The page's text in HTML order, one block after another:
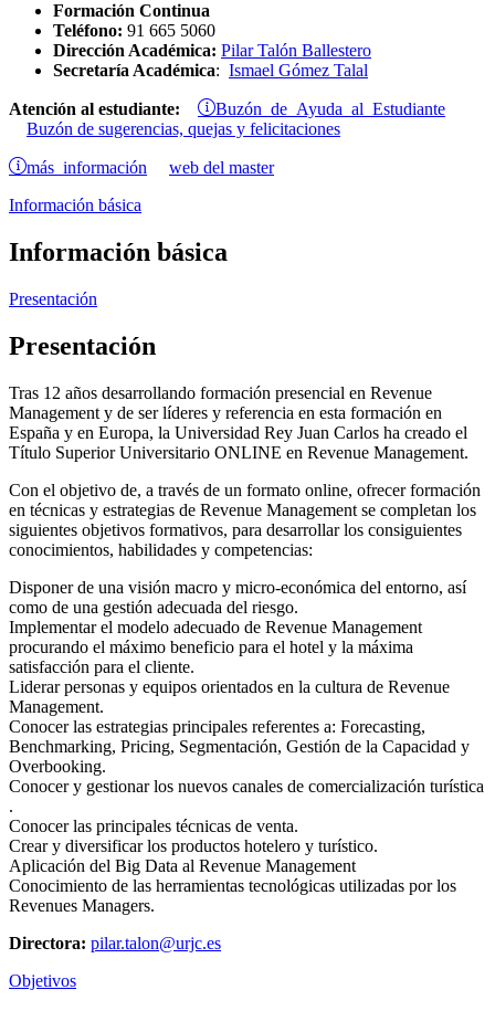
Formación Continua
Teléfono: 91 665 5060
Dirección Académica: Pilar Talón Ballestero
Secretaría Académica: Ismael Gómez Talal
Atención al estudiante: Buzón de Ayuda al Estudiante
Buzón de sugerencias, quejas y felicitaciones
más información
web del master
Información básica
Información básica
Presentación
Presentación
Tras 12 años desarrollando formación presencial en Revenue
Management y de ser líderes y referencia en esta formación en
España y en Europa, la Universidad Rey Juan Carlos ha creado el
Título Superior Universitario ONLINE en Revenue Management.
Con el objetivo de, a través de un formato online, ofrecer formación
en técnicas y estrategias de Revenue Management se completan los
siguientes objetivos formativos, para desarrollar los consiguientes
conocimientos, habilidades y competencias:
Disponer de una visión macro y micro-económica del entorno, así
como de una gestión adecuada del riesgo.
Implementar el modelo adecuado de Revenue Management
procurando el máximo beneficio para el hotel y la máxima
satisfacción para el cliente.
Liderar personas y equipos orientados en la cultura de Revenue
Management.
Conocer las estrategias principales referentes a: Forecasting,
Benchmarking, Pricing, Segmentación, Gestión de la Capacidad y
Overbooking.
Conocer y gestionar los nuevos canales de comercialización turística
.
Conocer las principales técnicas de venta.
Crear y diversificar los productos hotelero y turístico.
Aplicación del Big Data al Revenue Management
Conocimiento de las herramientas tecnológicas utilizadas por los
Revenues Managers.
Directora: pilar.talon@urjc.es
Objetivos